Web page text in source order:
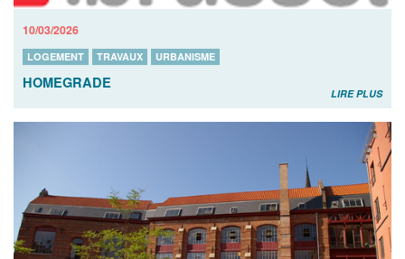
10/03/2026
LOGEMENT TRAVAUX URBANISME
HOMEGRADE
LIRE PLUS